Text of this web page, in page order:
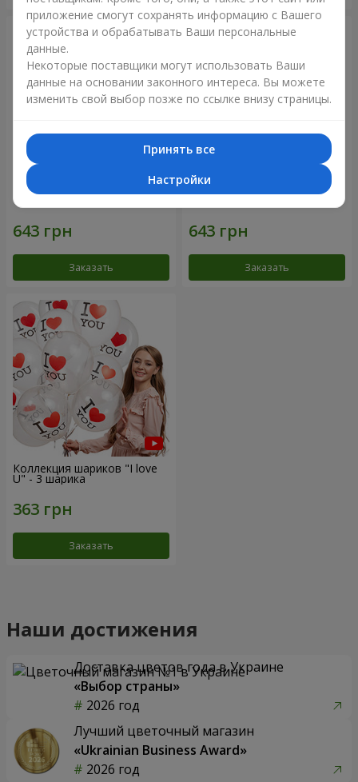
Коллекция шариков
"Люблю" - 5 шариков
Заказать
Коллекция шариков "I love
Заказать
Коллекция шариков "I love
U" - 3 шарика
Заказать
Наши достижения
Доставка цветов года в Украине
«Выбор страны»
2026 год
Лучший цветочный магазин
«Ukrainian Business Award»
2026 год
приложение смогут сохранять информацию с Вашего
устройства и обрабатывать Ваши персональные
данные.
Некоторые поставщики могут использовать Ваши
данные на основании законного интереса. Вы можете
изменить свой выбор позже по ссылке внизу страницы.
Принять все
Настройки